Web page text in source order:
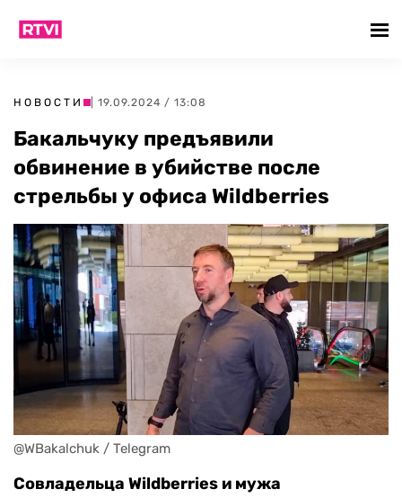
НОВОСТИ | 19.09.2024 / 13:08
Бакальчуку предъявили
обвинение в убийстве после
стрельбы у офиса Wildberries
@WBakalchuk / Telegram
Совладельца Wildberries и мужа